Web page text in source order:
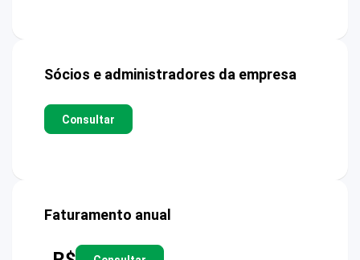
Sócios e administradores da empresa
Consultar
Faturamento anual